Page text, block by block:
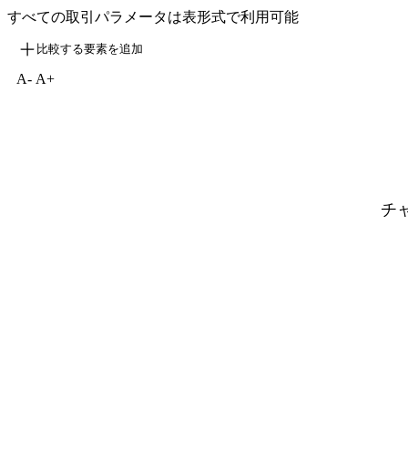
すべての取引パラメータは表形式で利用可能
比較する要素を追加